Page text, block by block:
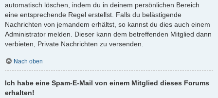
automatisch löschen, indem du in deinem persönlichen Bereich
eine entsprechende Regel erstellst. Falls du belästigende
Nachrichten von jemandem erhältst, so kannst du dies auch einem
Administrator melden. Dieser kann dem betreffenden Mitglied dann
verbieten, Private Nachrichten zu versenden.
Nach oben
Ich habe eine Spam-E-Mail von einem Mitglied dieses Forums
erhalten!